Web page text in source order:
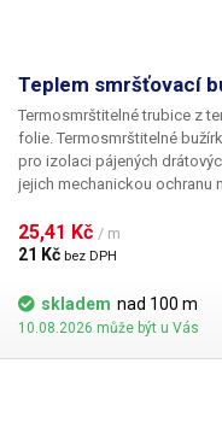
Teplem smršťovací
Termosmrštitelné trubice z
folie. Termosmrštitelné
pro izolaci pájených
jejich mechanickou ochranu
elektrikářská izolační páska
fólie.
25,41 Kč / m
21 Kč bez DPH
skladem nad 100 m
10.08.2026 může být u Vás